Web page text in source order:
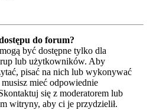
do forum?
być dostępne tylko dla
lub użytkowników. Aby
pisać na nich lub wykonywać
mieć odpowiednie
się z moderatorem lub
witryny, aby ci je przydzielił.